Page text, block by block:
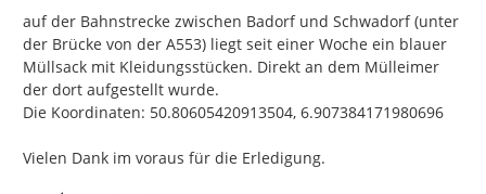
auf der Bahnstrecke zwischen Badorf und Schwadorf (unter
der Brücke von der A553) liegt seit einer Woche ein blauer
Müllsack mit Kleidungsstücken. Direkt an dem Mülleimer
der dort aufgestellt wurde.
Die Koordinaten: 50.80605420913504, 6.907384171980696
Vielen Dank im voraus für die Erledigung.